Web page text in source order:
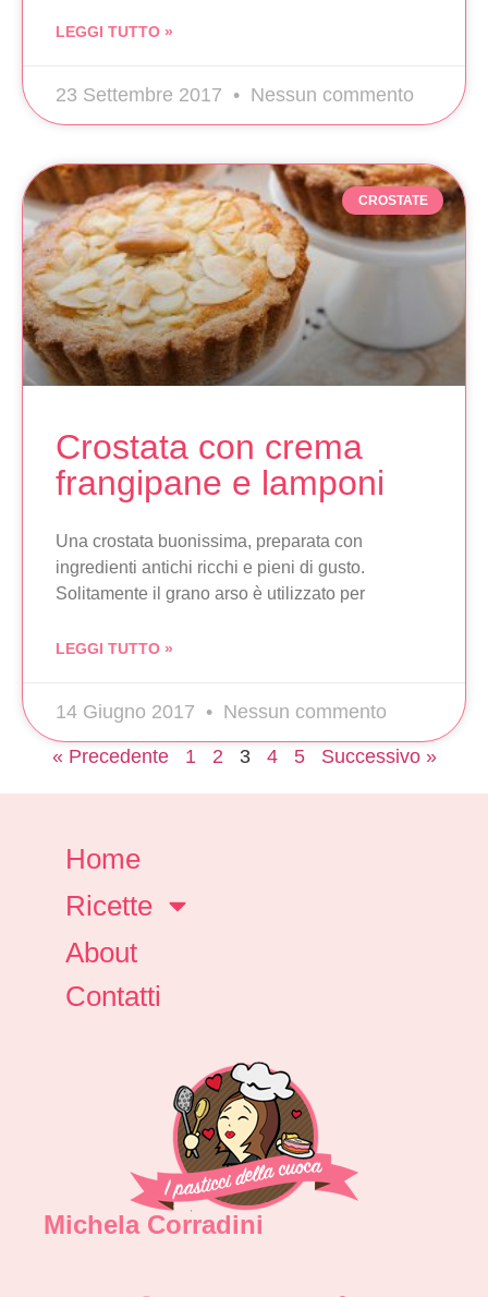
LEGGI TUTTO »
23 Settembre 2017 Nessun commento
CROSTATE
Crostata con crema
frangipane e lamponi
Una crostata buonissima, preparata con
ingredienti antichi ricchi e pieni di gusto.
Solitamente il grano arso è utilizzato per
LEGGI TUTTO »
14 Giugno 2017 Nessun commento
« Precedente 1 2 3 4 5 Successivo »
Home
Ricette
About
Contatti
Michela Corradini